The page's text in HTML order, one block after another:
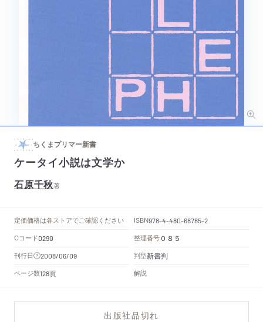
ちくまプリマー新書
ケータイ小説は文学か
石原千秋著
定価価格は各ストアでご確認ください ISBN978-4-480-68785-2
Cコード0290 整理番号 ０８５
刊行日 2008/06/09 判型新書判
ページ数128頁 解説
出版社品切れ